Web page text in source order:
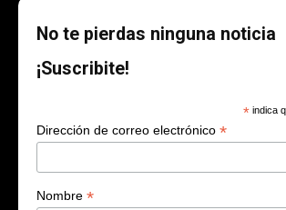
No te pierdas ninguna noticia
¡Suscribite!
* indica
Dirección de correo electrónico *
Nombre *